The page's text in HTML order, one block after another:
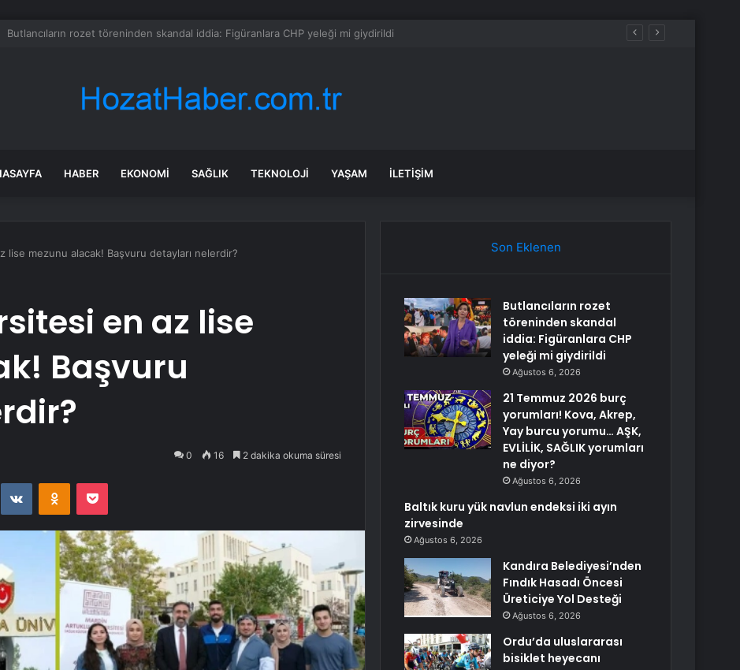
21 Temmuz 2026 burç yorumları! Kova, Akrep, Yay burcu yorumu… AŞK, EVLİLİK, SAĞLIK yorumları ne diyor?
HABER EKONOMI SAĞLIK TEKNOLOJI YAŞAM İLETIŞIM
lise mezunu alacak! Başvuru detayları nelerdir?
en az lise
Başvuru
0 16 2 dakika okuma süresi
VKontakteOdnoklassniki
Pocket
Son Eklenen
Butlancıların rozet
töreninden skandal
iddia: Figüranlara CHP
yeleği mi giydirildi
Ağustos 6, 2026
21 Temmuz 2026 burç
yorumları! Kova, Akrep,
Yay burcu yorumu… AŞK,
EVLİLİK, SAĞLIK yorumları
ne diyor?
Ağustos 6, 2026
Baltık kuru yük navlun endeksi iki ayın
zirvesinde
Ağustos 6, 2026
Kandıra Belediyesi’nden
Fındık Hasadı Öncesi
Üreticiye Yol Desteği
Ağustos 6, 2026
Ordu’da uluslararası
bisiklet heyecanı